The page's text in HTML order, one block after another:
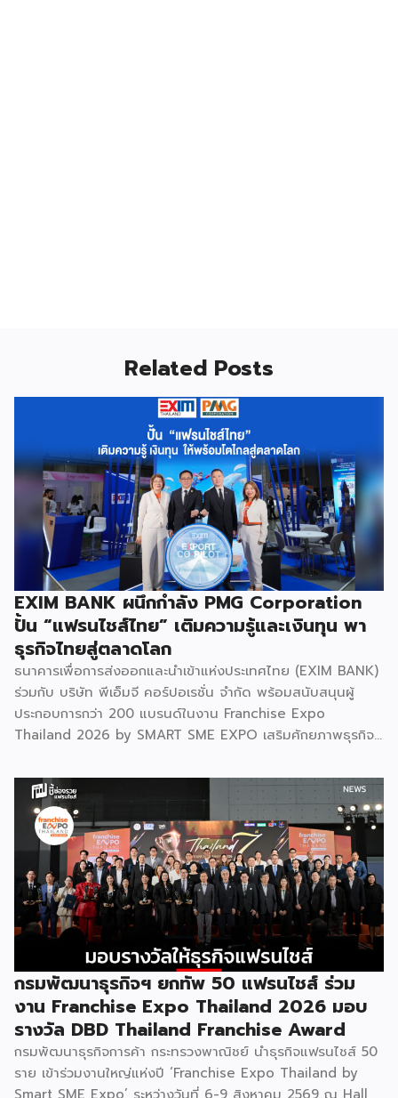
Related Posts
EXIM BANK ผนึกกำลัง PMG Corporation
ปั้น “แฟรนไชส์ไทย” เติมความรู้และเงินทุน พา
ธุรกิจไทยสู่ตลาดโลก
ธนาคารเพื่อการส่งออกและนำเข้าแห่งประเทศไทย (EXIM BANK)
ร่วมกับ บริษัท พีเอ็มจี คอร์ปอเรชั่น จำกัด พร้อมสนับสนุนผู้
ประกอบการกว่า 200 แบรนด์ในงาน Franchise Expo
Thailand 2026 by SMART SME EXPO เสริมศักยภาพธุรกิจ
บริหารธุรกิจ การวางแผนการเงิน และการบริหารความเสี่ยง
เตรียมความพร้อมสำหรับการขยายตลาดสู่ต่างประเทศ โดยการ
จัดงานครั้งนี้คาดว่าจะสร้างมูลค่าทางเศรษฐกิจราว 220 ล้านบาท
แฟรนไชส์ไม่ใช่เพียงโมเดลธุรกิจ แต่คือ โอกาสในการต่อยอด
แบรนด์ไทยให้ก้าวสู่ตลาดใหม่ EXIM BANK จึงผนึกกำลัง
พันธมิตร สนับสนุนผู้ประกอบการไทยให้พร้อม ขยายธุรกิจ สร้าง
แบรนด์ และเปิดตลาดต่างประเทศ EXIM BANK พร้อมร่วมเดิน
ทางสู่การเปิดตลาดใหม่ เพื่อพา “แฟรนไชส์ไทย” เติบโตไกลใน
ตลาดโลก ด้วยบทบาท Export Co-pilot ที่พร้อมเคียงข้าง
ธุรกิจไทยในทุกเส้นทาง FacebookFacebookXXLINELine
กรมพัฒนาธุรกิจฯ ยกทัพ 50 แฟรนไชส์ ร่วม
งาน Franchise Expo Thailand 2026 มอบ
รางวัล DBD Thailand Franchise Award
กรมพัฒนาธุรกิจการค้า กระทรวงพาณิชย์ นำธุรกิจแฟรนไชส์ 50
ราย เข้าร่วมงานใหญ่แห่งปี ‘Franchise Expo Thailand by